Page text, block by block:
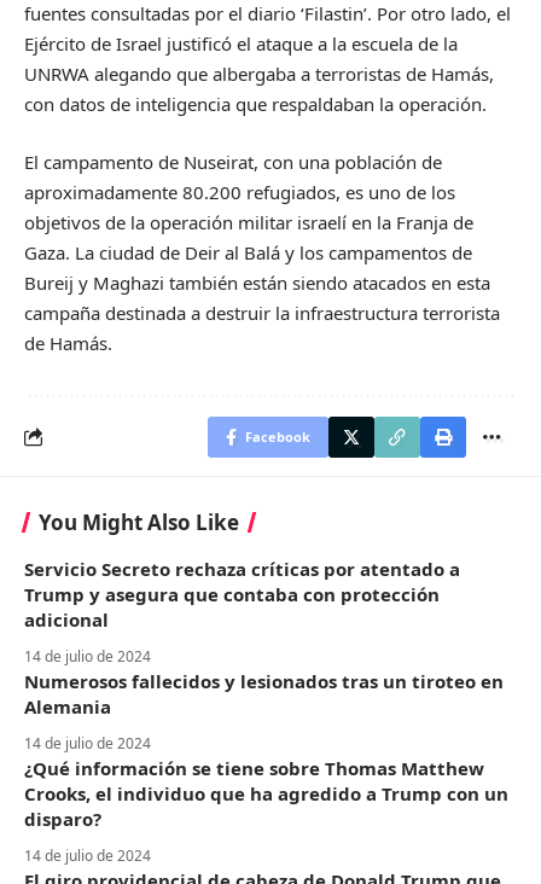
fuentes consultadas por el diario ‘Filastin’. Por otro lado, el
Ejército de Israel justificó el ataque a la escuela de la
UNRWA alegando que albergaba a terroristas de Hamás,
con datos de inteligencia que respaldaban la operación.
El campamento de Nuseirat, con una población de
aproximadamente 80.200 refugiados, es uno de los
objetivos de la operación militar israelí en la Franja de
Gaza. La ciudad de Deir al Balá y los campamentos de
Bureij y Maghazi también están siendo atacados en esta
campaña destinada a destruir la infraestructura terrorista
de Hamás.
Facebook
You Might Also Like
Servicio Secreto rechaza críticas por atentado a
Trump y asegura que contaba con protección
adicional
14 de julio de 2024
Numerosos fallecidos y lesionados tras un tiroteo en
Alemania
14 de julio de 2024
¿Qué información se tiene sobre Thomas Matthew
Crooks, el individuo que ha agredido a Trump con un
disparo?
14 de julio de 2024